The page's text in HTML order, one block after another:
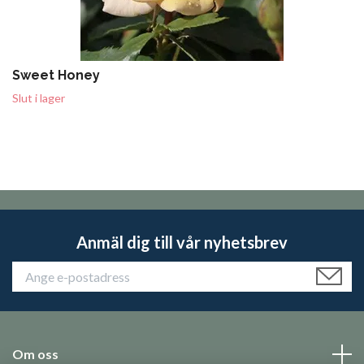
Sweet Honey
Slut i lager
Anmäl dig till vår nyhetsbrev
Om oss